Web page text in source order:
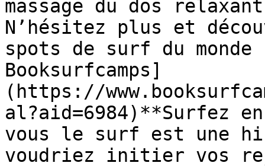
massage du dos
N’hésitez plus et
spots de surf du
Booksurfcamps]
(https://
al?aid=6984)**Surfez
vous le surf est une
voudriez initier vos